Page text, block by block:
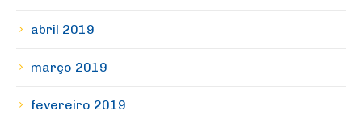
abril 2019
março 2019
fevereiro 2019